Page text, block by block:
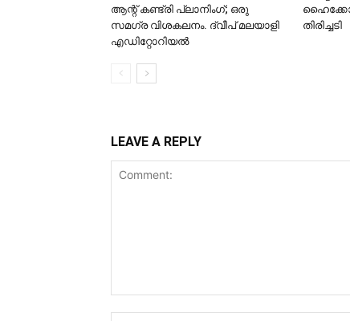
ആന്റ് കണ്ട്രി പ്ലാനിംഗ്; ഒരു
സമഗ്ര വിശകലനം. ദ്വീപ് മലയാളി
എഡിറ്റോറിയൽ
തിരിച്ചടി
LEAVE A REPLY